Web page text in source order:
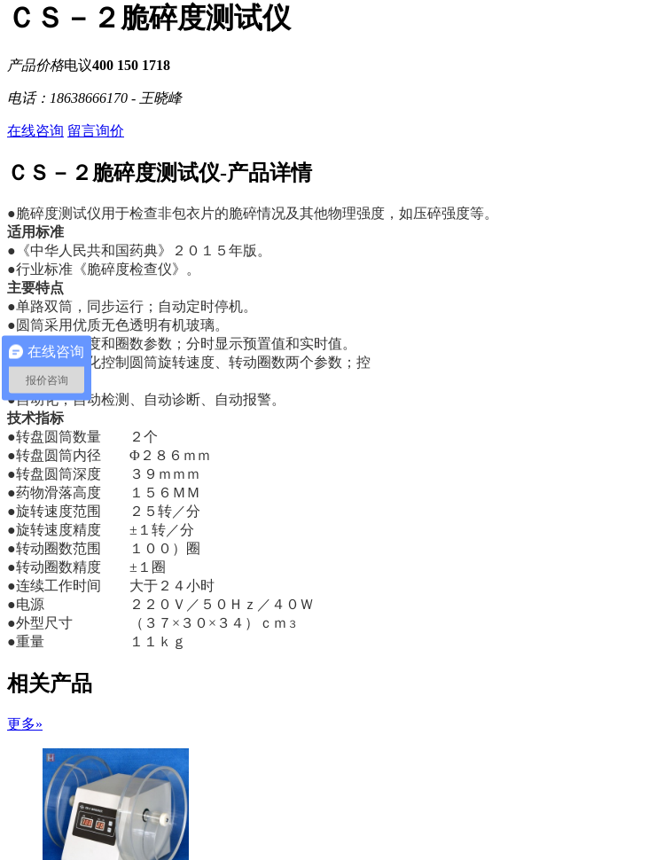
ＣＳ－２脆碎度测试仪
产品价格电议400 150 1718
电话：18638666170 - 王晓峰
在线咨询 留言询价
ＣＳ－２脆碎度测试仪-产品详情
●脆碎度测试仪用于检查非包衣片的脆碎情况及其他物理强度，如压碎强度等。
适用标准
●《中华人民共和国药典》２０１５年版。
●行业标准《脆碎度检查仪》。
主要特点
●单路双筒，同步运行；自动定时停机。
●圆筒采用优质无色透明有机玻璃。
●自动预置速度和圈数参数；分时显示预置值和实时值。
●全自动智能化控制圆筒旋转速度、转动圈数两个参数；控
制精度高。
●自动化，自动检测、自动诊断、自动报警。
技术指标
●转盘圆筒数量 ２个
●转盘圆筒内径 Φ２８６ｍｍ
●转盘圆筒深度 ３９ｍｍｍ
●药物滑落高度 １５６ＭＭ
●旋转速度范围 ２５转／分
●旋转速度精度 ±１转／分
●转动圈数范围 １００）圈
●转动圈数精度 ±１圈
●连续工作时间 大于２４小时
●电源 ２２０Ｖ／５０Ｈｚ／４０Ｗ
●外型尺寸 （３７×３０×３４）ｃｍ ３
●重量 １１ｋｇ
相关产品
更多»
在线咨询
报价咨询